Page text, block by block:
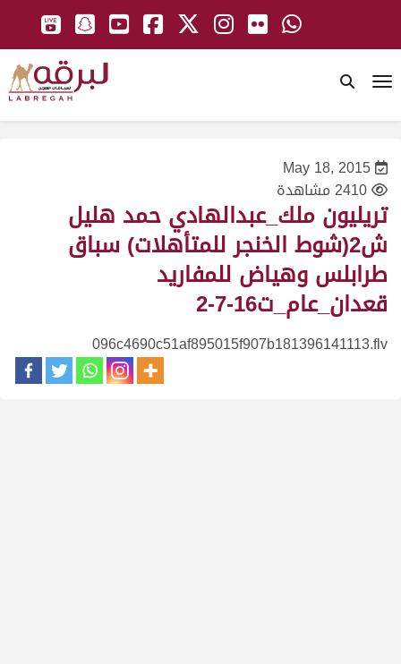
May 18, 2015
2410 مشاهدة
تريليون ملك_عبدالهادي حمد هليل
ش2(شوط الخنجر للمتأهلات) سباق
طرابلس وهياض للمفاريد
قعدان_عام_ت16-7-2
096c4690c51af895015f907b181396141113.flv